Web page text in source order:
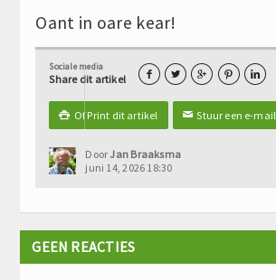
Oant in oare kear!
Sociale media
Share dit artikel     
 Of Print dit artikel ✉Stuur een e-mail
DoorJan Braaksma
juni 14, 2026 18:30
GEEN REACTIES